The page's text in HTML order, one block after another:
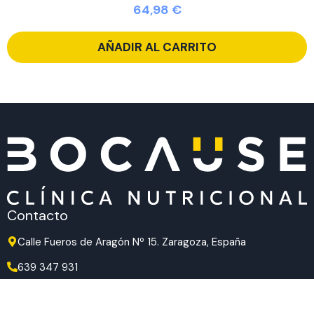
64,98 €
AÑADIR AL CARRITO
Contacto
Calle Fueros de Aragón Nº 15. Zaragoza, España
639 347 931